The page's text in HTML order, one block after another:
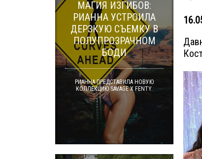
МАГИЯ ИЗГИБОВ:
РИАННА УСТРОИЛА
ДЕРЗКУЮ СЪЕМКУ В
ПОЛУПРОЗРАЧНОМ
БОДИ
РИАННА ПРЕДСТАВИЛА НОВУЮ
КОЛЛЕКЦИЮ SAVAGE X FENTY.